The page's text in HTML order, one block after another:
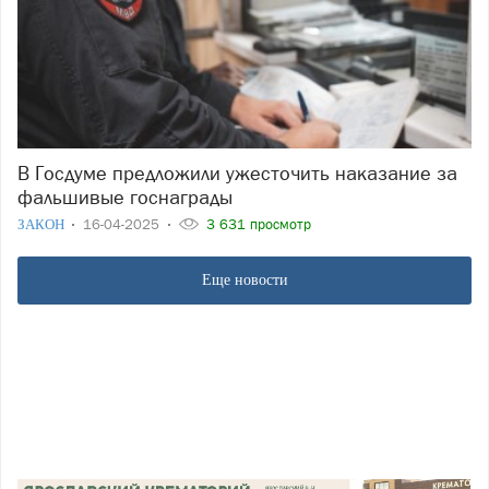
В Госдуме предложили ужесточить наказание за
фальшивые госнаграды
ЗАКОН 16-04-2025 3 631 просмотр
Еще новости